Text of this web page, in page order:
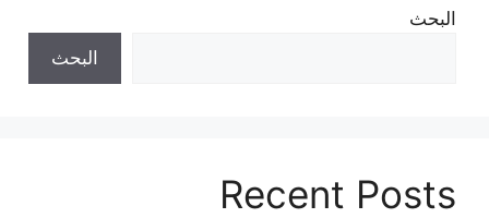
البحث
البحث
Recent Posts